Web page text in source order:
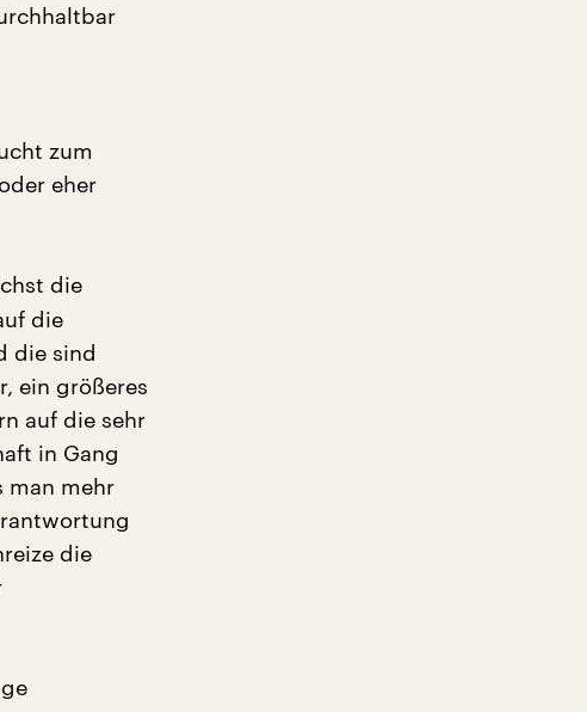
zum
eher
die
die
die sind
ein größeres
auf die sehr
in Gang
man mehr
die